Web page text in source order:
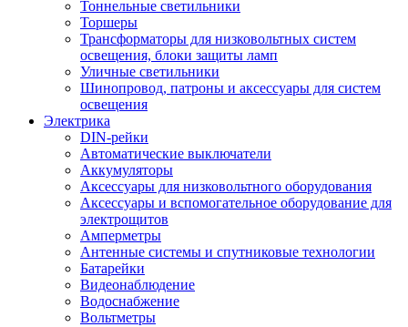
Тоннельные светильники
Торшеры
Трансформаторы для низковольтных систем
освещения, блоки защиты ламп
Уличные светильники
Шинопровод, патроны и аксессуары для систем
освещения
Электрика
DIN-рейки
Автоматические выключатели
Аккумуляторы
Аксессуары для низковольтного оборудования
Аксессуары и вспомогательное оборудование для
электрощитов
Амперметры
Антенные системы и спутниковые технологии
Батарейки
Видеонаблюдение
Водоснабжение
Вольтметры